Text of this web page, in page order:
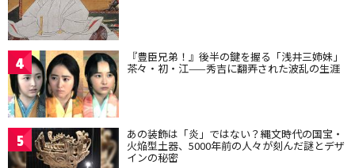
4 『豊臣兄弟！』後半の鍵を握る「浅井三姉妹」
茶々・初・江——秀吉に翻弄された波乱の生涯
5 あの装飾は「炎」ではない？縄文時代の国宝・
火焔型土器、5000年前の人々が刻んだ謎とデザ
インの秘密